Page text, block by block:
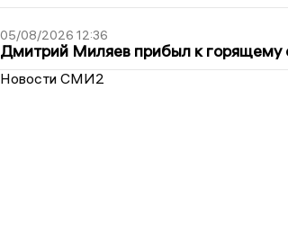
05/08/2026 12:36
Дмитрий Миляев прибыл к горящему
Новости СМИ2